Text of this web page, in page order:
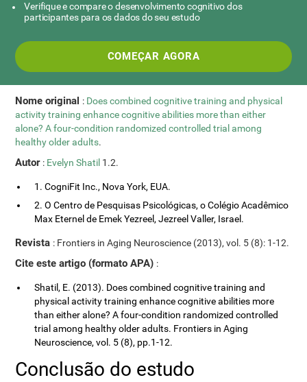
Verifique e compare o desenvolvimento cognitivo dos
participantes para os dados do seu estudo
COMEÇAR AGORA
Nome original : Does combined cognitive training and physical
activity training enhance cognitive abilities more than either
alone? A four-condition randomized controlled trial among
healthy older adults.
Autor : Evelyn Shatil 1.2.
1. CogniFit Inc., Nova York, EUA.
2. O Centro de Pesquisas Psicológicas, o Colégio Acadêmico
Max Eternel de Emek Yezreel, Jezreel Valler, Israel.
Revista : Frontiers in Aging Neuroscience (2013), vol. 5 (8): 1-12.
Cite este artigo (formato APA) :
Shatil, E. (2013). Does combined cognitive training and
physical activity training enhance cognitive abilities more
than either alone? A four-condition randomized controlled
trial among healthy older adults. Frontiers in Aging
Neuroscience, vol. 5 (8), pp.1-12.
Conclusão do estudo